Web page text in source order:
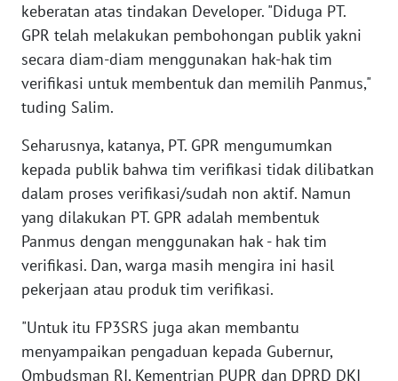
keberatan atas tindakan Developer. "Diduga PT.
GPR telah melakukan pembohongan publik yakni
secara diam-diam menggunakan hak-hak tim
verifikasi untuk membentuk dan memilih Panmus,"
tuding Salim.
Seharusnya, katanya, PT. GPR mengumumkan
kepada publik bahwa tim verifikasi tidak dilibatkan
dalam proses verifikasi/sudah non aktif. Namun
yang dilakukan PT. GPR adalah membentuk
Panmus dengan menggunakan hak - hak tim
verifikasi. Dan, warga masih mengira ini hasil
pekerjaan atau produk tim verifikasi.
"Untuk itu FP3SRS juga akan membantu
menyampaikan pengaduan kepada Gubernur,
Ombudsman RI, Kementrian PUPR dan DPRD DKI
LABUHANBATU
WN
TAPANULI
WN DELI
SERDANG
WN
TEBING
WN